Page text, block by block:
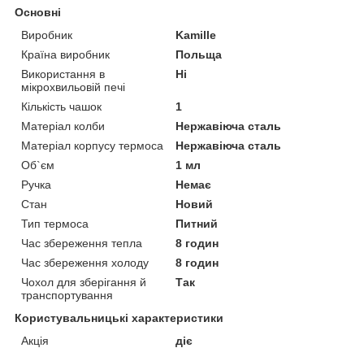
Основні
Виробник
Kamille
Країна виробник
Польща
Використання в
мікрохвильовій печі
Ні
Кількість чашок
1
Матеріал колби
Нержавіюча сталь
Матеріал корпусу термоса
Нержавіюча сталь
Об`єм
1 мл
Ручка
Немає
Стан
Новий
Тип термоса
Питний
Час збереження тепла
8 годин
Час збереження холоду
8 годин
Чохол для зберігання й
транспортування
Так
Користувальницькі характеристики
Акція
діє